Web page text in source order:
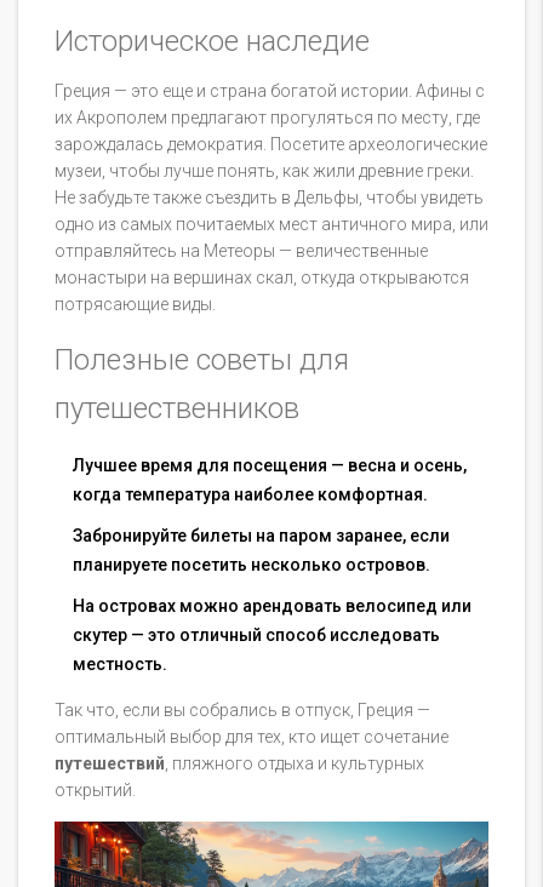
Историческое наследие
Греция — это еще и страна богатой истории. Афины с
их Акрополем предлагают прогуляться по месту, где
зарождалась демократия. Посетите археологические
музеи, чтобы лучше понять, как жили древние греки.
Не забудьте также съездить в Дельфы, чтобы увидеть
одно из самых почитаемых мест античного мира, или
отправляйтесь на Метеоры — величественные
монастыри на вершинах скал, откуда открываются
потрясающие виды.
Полезные советы для
путешественников
Лучшее время для посещения — весна и осень,
когда температура наиболее комфортная.
Забронируйте билеты на паром заранее, если
планируете посетить несколько островов.
На островах можно арендовать велосипед или
скутер — это отличный способ исследовать
местность.
Так что, если вы собрались в отпуск, Греция —
оптимальный выбор для тех, кто ищет сочетание
путешествий , пляжного отдыха и культурных
открытий.